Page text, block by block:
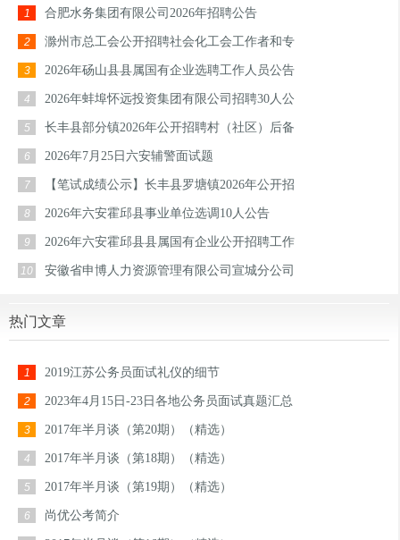
1 合肥水务集团有限公司2026年招聘公告
2 滁州市总工会公开招聘社会化工会工作者和专
3 2026年砀山县县属国有企业选聘工作人员公告
4 2026年蚌埠怀远投资集团有限公司招聘30人公
5 长丰县部分镇2026年公开招聘村（社区）后备
6 2026年7月25日六安辅警面试题
7 【笔试成绩公示】长丰县罗塘镇2026年公开招
8 2026年六安霍邱县事业单位选调10人公告
9 2026年六安霍邱县县属国有企业公开招聘工作
10 安徽省申博人力资源管理有限公司宣城分公司
热门文章
1 2019江苏公务员面试礼仪的细节
2 2023年4月15日-23日各地公务员面试真题汇总
3 2017年半月谈（第20期）（精选）
4 2017年半月谈（第18期）（精选）
5 2017年半月谈（第19期）（精选）
6 尚优公考简介